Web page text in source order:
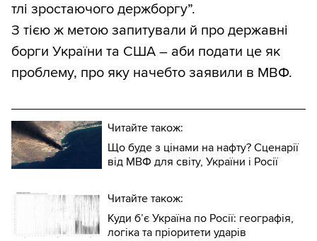
тлі зростаючого держборгу”.
З тією ж метою запитували й про державні
борги України та США – аби подати це як
проблему, про яку начебто заявили в МВФ.
Читайте також:
Що буде з цінами на нафту? Сценарії
від МВФ для світу, України і Росії
Читайте також:
Куди б’є Україна по Росії: географія,
логіка та пріоритети ударів